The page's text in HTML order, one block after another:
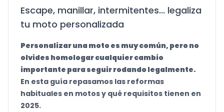
Escape, manillar, intermitentes... legaliza
tu moto personalizada
Personalizar una moto es muy común, pero no
olvides homologar cualquier cambio
importante para seguir rodando legalmente.
En esta guía repasamos las reformas
habituales en motos y qué requisitos tienen en
2025.